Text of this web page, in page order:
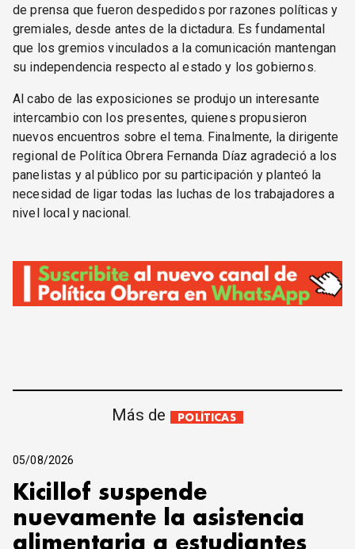
de prensa que fueron despedidos por razones políticas y
gremiales, desde antes de la dictadura. Es fundamental
que los gremios vinculados a la comunicación mantengan
su independencia respecto al estado y los gobiernos.
Al cabo de las exposiciones se produjo un interesante
intercambio con los presentes, quienes propusieron
nuevos encuentros sobre el tema. Finalmente, la dirigente
regional de Política Obrera Fernanda Díaz agradeció a los
panelistas y al público por su participación y planteó la
necesidad de ligar todas las luchas de los trabajadores a
nivel local y nacional.
Más de POLÍTICAS
05/08/2026
Kicillof suspende
nuevamente la asistencia
alimentaria a estudiantes